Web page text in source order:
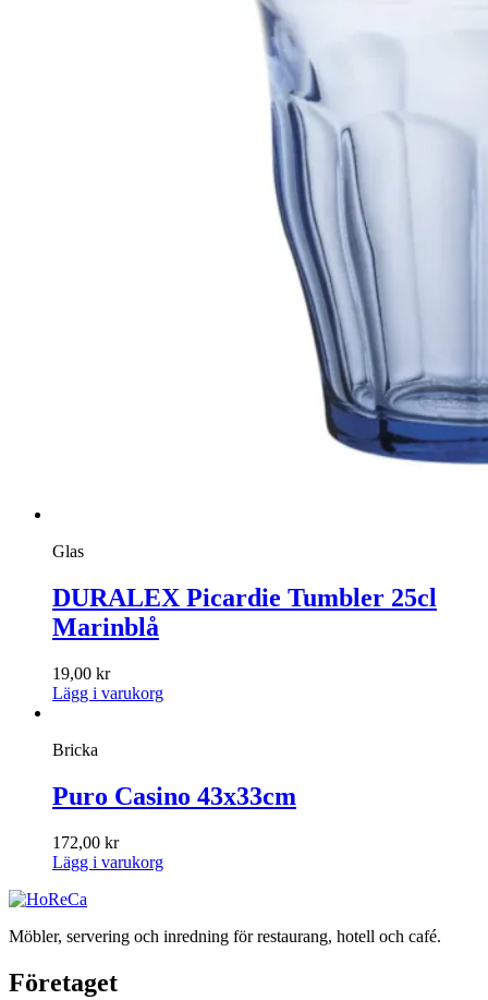
Glas
DURALEX Picardie Tumbler 25cl
Marinblå
19,00 kr
Lägg i varukorg
Bricka
Puro Casino 43x33cm
172,00 kr
Lägg i varukorg
Möbler, servering och inredning för restaurang, hotell och café.
Företaget